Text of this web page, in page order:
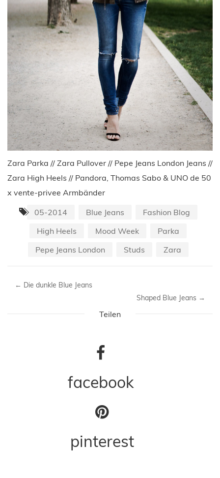
Zara Parka // Zara Pullover // Pepe Jeans London Jeans //
Zara High Heels // Pandora, Thomas Sabo & UNO de 50
x vente-privee Armbänder
05-2014
Blue Jeans
Fashion Blog
High Heels
Mood Week
Parka
Pepe Jeans London
Studs Zara
← Die dunkle Blue Jeans
Shaped Blue Jeans →
Teilen
facebook
pinterest